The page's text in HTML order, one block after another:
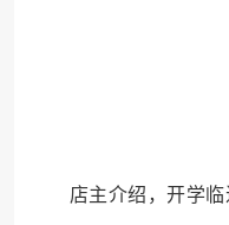
店主介绍，开学